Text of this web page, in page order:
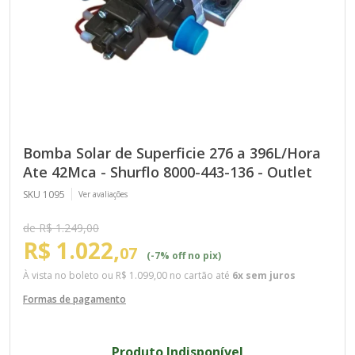
Bomba Solar de Superficie 276 a 396L/Hora
Ate 42Mca - Shurflo 8000-443-136 - Outlet
SKU 1095 Ver avaliações
de R$ 1.249,00
R$ 1.022,07
(-7% off no pix)
À vista no boleto ou R$ 1.099,00 no cartão até 6x sem juros
Formas de pagamento